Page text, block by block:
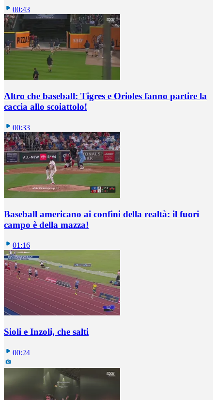
00:43
Altro che baseball: Tigres e Orioles fanno partire la
caccia allo scoiattolo!
00:33
Baseball americano ai confini della realtà: il fuori
campo è della mazza!
01:16
Sioli e Inzoli, che salti
00:24